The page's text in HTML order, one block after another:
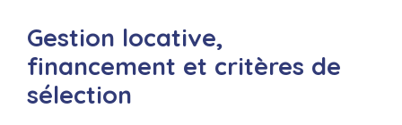
Gestion locative,
financement et critères de
sélection